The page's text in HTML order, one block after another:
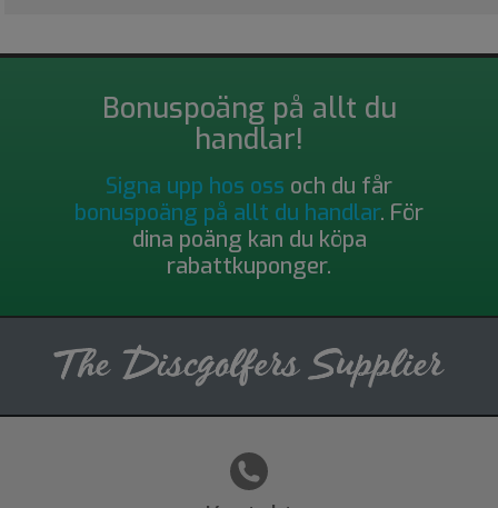
Bonuspoäng på allt du
handlar!
Signa upp hos oss och du får
bonuspoäng på allt du handlar. För
dina poäng kan du köpa
rabattkuponger.